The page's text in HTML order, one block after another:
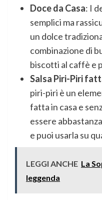
Doce da Casa: I
semplici ma
un dolce
combinazione di
biscotti al caffè e
Salsa Piri-Piri
piri-piri è un
fatta in casa e
essere
e puoi usarla su
LEGGI ANCHE La
leggenda